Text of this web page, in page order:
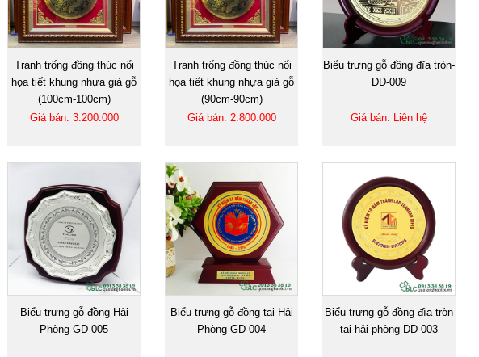
Tranh trống đồng thúc nổi
họa tiết khung nhựa giả gỗ
(100cm-100cm)
Giá bán: 3.200.000
Tranh trống đồng thúc nổi
họa tiết khung nhựa giả gỗ
(90cm-90cm)
Giá bán: 2.800.000
Biểu trưng gỗ đồng đĩa tròn-
DD-009
Giá bán: Liên hệ
Biểu trưng gỗ đồng Hải
Phòng-GD-005
Biểu trưng gỗ đồng tại Hải
Phòng-GD-004
Biểu trưng gỗ đồng đĩa tròn
tại hải phòng-DD-003